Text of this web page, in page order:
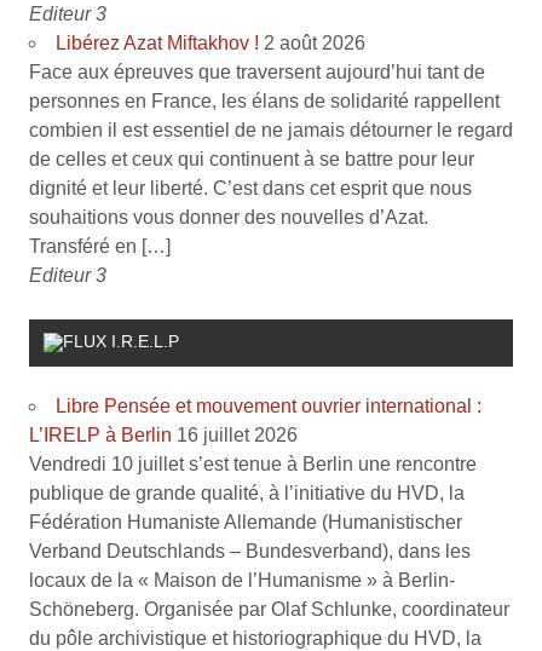
Editeur 3
Libérez Azat Miftakhov ! 2 août 2026
Face aux épreuves que traversent aujourd’hui tant de
personnes en France, les élans de solidarité rappellent
combien il est essentiel de ne jamais détourner le regard
de celles et ceux qui continuent à se battre pour leur
dignité et leur liberté. C’est dans cet esprit que nous
souhaitions vous donner des nouvelles d’Azat.
Transféré en […]
Editeur 3
I.R.E.L.P
Libre Pensée et mouvement ouvrier international :
L’IRELP à Berlin 16 juillet 2026
Vendredi 10 juillet s’est tenue à Berlin une rencontre
publique de grande qualité, à l’initiative du HVD, la
Fédération Humaniste Allemande (Humanistischer
Verband Deutschlands – Bundesverband), dans les
locaux de la « Maison de l’Humanisme » à Berlin-
Schöneberg. Organisée par Olaf Schlunke, coordinateur
du pôle archivistique et historiographique du HVD, la